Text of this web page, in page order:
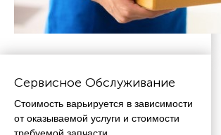
Сервисное Обслуживание
Стоимость варьируется в зависимости
от оказываемой услуги и стоимости